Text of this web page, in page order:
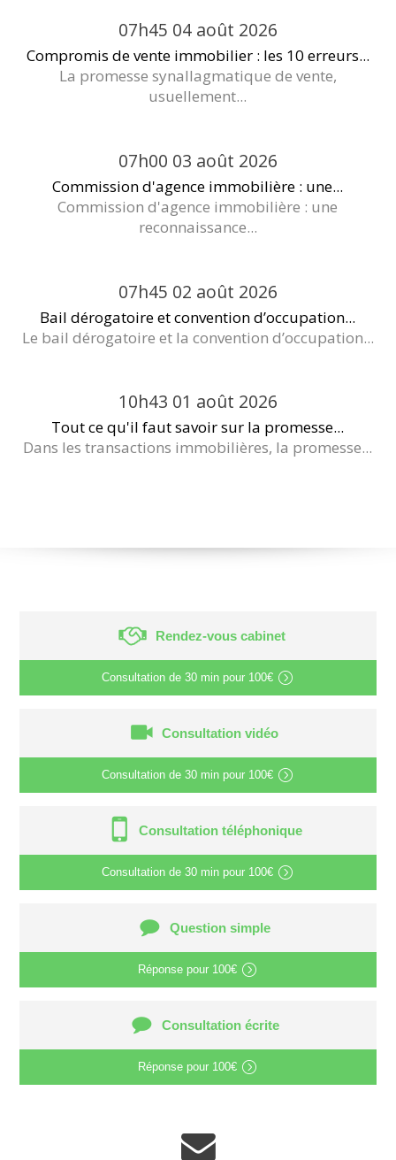
07h45 04 août 2026
Compromis de vente immobilier : les 10 erreurs...
La promesse synallagmatique de vente,
usuellement...
07h00 03 août 2026
Commission d'agence immobilière : une...
Commission d'agence immobilière : une
reconnaissance...
07h45 02 août 2026
Bail dérogatoire et convention d’occupation...
Le bail dérogatoire et la convention d’occupation...
10h43 01 août 2026
Tout ce qu'il faut savoir sur la promesse...
Dans les transactions immobilières, la promesse...
Rendez-vous cabinet
Consultation de 30 min pour 100€
Consultation vidéo
Consultation de 30 min pour 100€
Consultation téléphonique
Consultation de 30 min pour 100€
Question simple
Réponse pour 100€
Consultation écrite
Réponse pour 100€